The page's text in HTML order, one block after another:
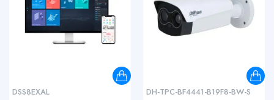
DSS8EXAL DH-TPC-BF4441-B19F8-BW-S